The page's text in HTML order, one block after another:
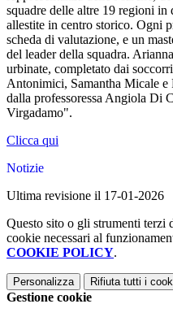
squadre delle altre 19 regioni
allestite in centro storico. Ogni
scheda di valutazione, e un
del leader della squadra.
urbinate, completato dai
Antonimici, Samantha Micale e
dalla professoressa Angiola Di
Virgadamo".
Clicca qui
Notizie
Ultima revisione il 17-01-2026
Questo sito o gli strumenti terzi
cookie necessari al
COOKIE POLICY.
Personalizza Rifiuta tutti i
Gestione cookie